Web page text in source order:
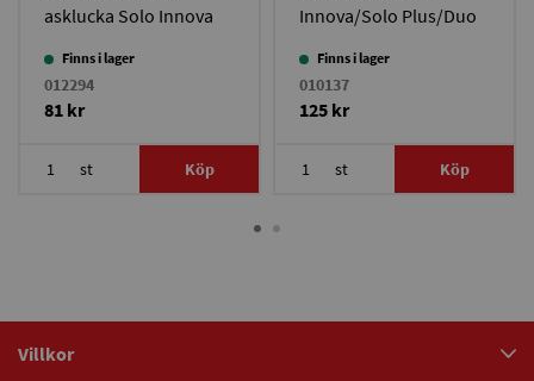
asklucka Solo Innova
Finns i lager
012294
81 kr
st Köp
Innova/Solo Plus/Duo
Finns i lager
010137
125 kr
st Köp
Villkor